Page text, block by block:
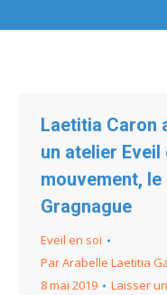
Laetitia Caron
un atelier
mouvement, le
Gragnague
Eveil en soi
ParArabelle Laetitia
8 mai 2019
Laisser